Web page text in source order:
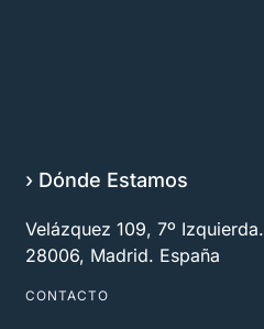
› Dónde Estamos
Velázquez 109, 7º Izquierda.
28006, Madrid. España
CONTACTO